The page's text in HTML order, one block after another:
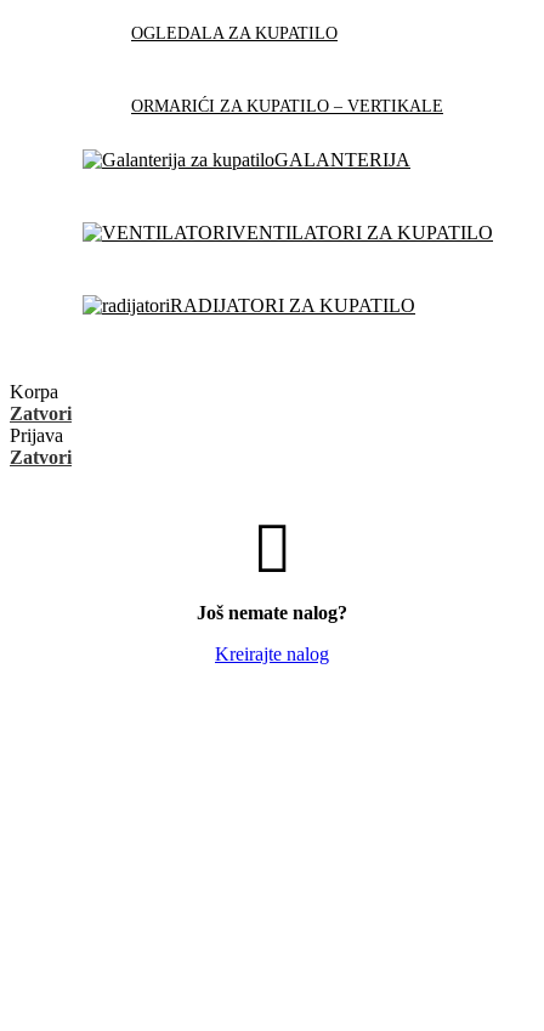
OGLEDALA ZA KUPATILO
ORMARIĆI ZA KUPATILO – VERTIKALE
GALANTERIJA
VENTILATORI ZA KUPATILO
RADIJATORI ZA KUPATILO
Korpa
Zatvori
Prijava
Zatvori
Još nemate nalog?
Kreirajte nalog